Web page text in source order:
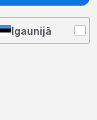
Igaunijā